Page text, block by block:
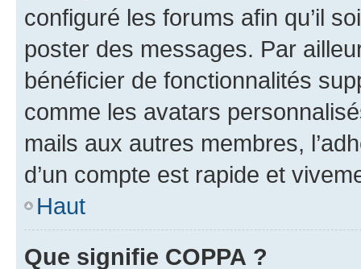
configuré les forums afin qu’il
poster des messages. Par
bénéficier de fonctionnalités
comme les avatars
mails aux autres membres,
d’un compte est rapide et
Haut
Que signifie COPPA ?